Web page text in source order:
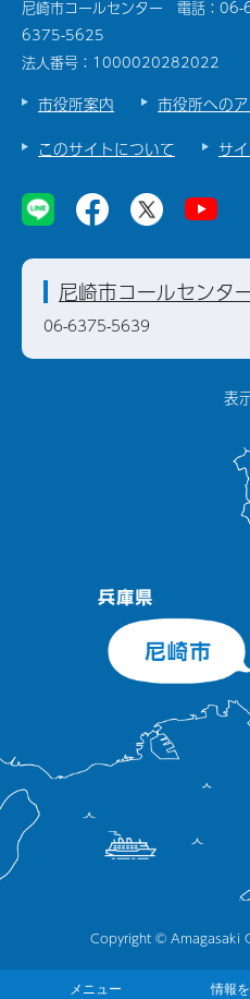
メニュー 情報
尼崎市コールセンター 電話：
6375-5625
法人番号：1000020282022
市役所案内 市役所への
このサイトについて
サ
表
尼崎市コールセンタ
06-6375-5639
Copyright © Amagasaki